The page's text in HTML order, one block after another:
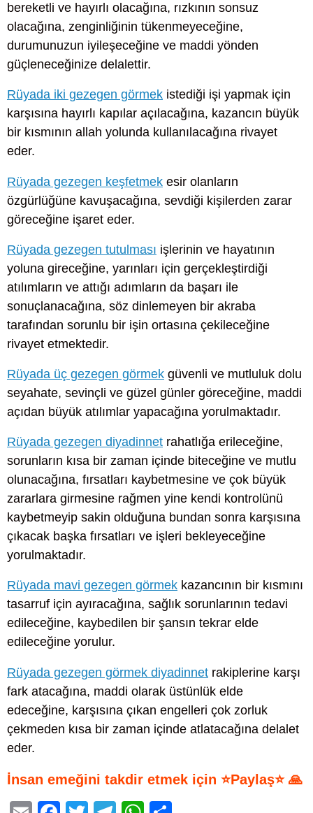
bereketli ve hayırlı olacağına, rızkının sonsuz
olacağına, zenginliğinin tükenmeyeceğine,
durumunuzun iyileşeceğine ve maddi yönden
güçleneceğinize delalettir.
Rüyada iki gezegen görmek istediği işi yapmak için
karşısına hayırlı kapılar açılacağına, kazancın büyük
bir kısmının allah yolunda kullanılacağına rivayet
eder.
Rüyada gezegen keşfetmek esir olanların
özgürlüğüne kavuşacağına, sevdiği kişilerden zarar
göreceğine işaret eder.
Rüyada gezegen tutulması işlerinin ve hayatının
yoluna gireceğine, yarınları için gerçekleştirdiği
atılımların ve attığı adımların da başarı ile
sonuçlanacağına, söz dinlemeyen bir akraba
tarafından sorunlu bir işin ortasına çekileceğine
rivayet etmektedir.
Rüyada üç gezegen görmek güvenli ve mutluluk dolu
seyahate, sevinçli ve güzel günler göreceğine, maddi
açıdan büyük atılımlar yapacağına yorulmaktadır.
Rüyada gezegen diyadinnet rahatlığa erileceğine,
sorunların kısa bir zaman içinde biteceğine ve mutlu
olunacağına, fırsatları kaybetmesine ve çok büyük
zararlara girmesine rağmen yine kendi kontrolünü
kaybetmeyip sakin olduğuna bundan sonra karşısına
çıkacak başka fırsatları ve işleri bekleyeceğine
yorulmaktadır.
Rüyada mavi gezegen görmek kazancının bir kısmını
tasarruf için ayıracağına, sağlık sorunlarının tedavi
edileceğine, kaybedilen bir şansın tekrar elde
edileceğine yorulur.
Rüyada gezegen görmek diyadinnet rakiplerine karşı
fark atacağına, maddi olarak üstünlük elde
edeceğine, karşısına çıkan engelleri çok zorluk
çekmeden kısa bir zaman içinde atlatacağına delalet
eder.
İnsan emeğini takdir etmek için ⭐Paylaş⭐ 🙏